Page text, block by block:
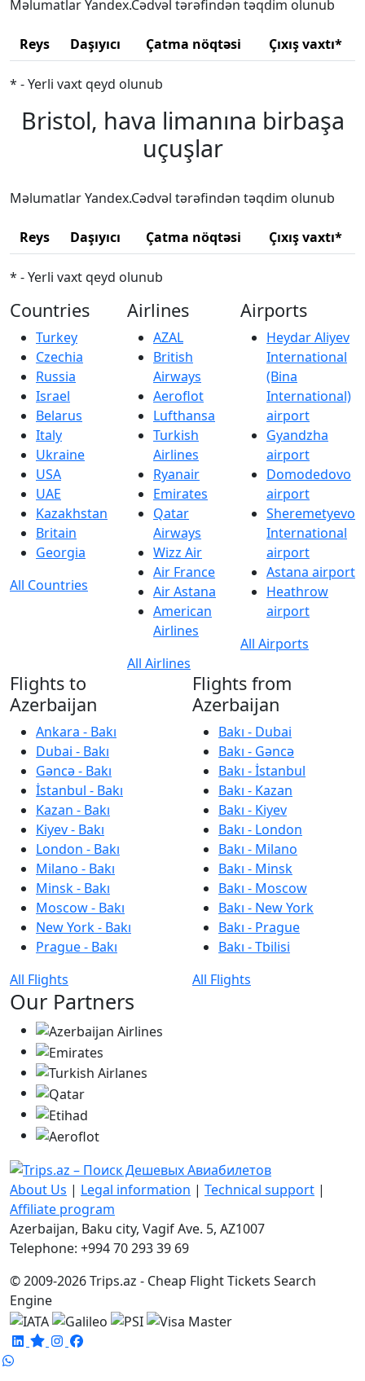
Məlumatlar Yandex.Cədvəl tərəfindən təqdim olunub
Reys Daşıyıcı Çatma nöqtəsi Çıxış vaxtı*
* - Yerli vaxt qeyd olunub
Bristol, hava limanına birbaşa
uçuşlar
Məlumatlar Yandex.Cədvəl tərəfindən təqdim olunub
Reys Daşıyıcı Çatma nöqtəsi Çıxış vaxtı*
* - Yerli vaxt qeyd olunub
Countries
Turkey
Czechia
Russia
Israel
Belarus
Italy
Ukraine
USA
UAE
Kazakhstan
Britain
Georgia
All Countries
Airlines
AZAL
British
Airways
Aeroflot
Lufthansa
Turkish
Airlines
Ryanair
Emirates
Qatar
Airways
Wizz Air
Air France
Air Astana
American
Airlines
All Airlines
Airports
Heydar Aliyev
International
(Bina
International)
airport
Gyandzha
airport
Domodedovo
airport
Sheremetyevo
International
airport
Astana airport
Heathrow
airport
All Airports
Flights to
Azerbaijan
Ankara - Bakı
Dubai - Bakı
Gəncə - Bakı
İstanbul - Bakı
Kazan - Bakı
Kiyev - Bakı
London - Bakı
Milano - Bakı
Minsk - Bakı
Moscow - Bakı
New York - Bakı
Prague - Bakı
All Flights
Flights from
Azerbaijan
Bakı - Dubai
Bakı - Gəncə
Bakı - İstanbul
Bakı - Kazan
Bakı - Kiyev
Bakı - London
Bakı - Milano
Bakı - Minsk
Bakı - Moscow
Bakı - New York
Bakı - Prague
Bakı - Tbilisi
All Flights
Our Partners
About Us | Legal information | Technical support |
Affiliate program
Azerbaijan, Baku city, Vagif Ave. 5, AZ1007
Telephone: +994 70 293 39 69
© 2009-2026 Trips.az - Cheap Flight Tickets Search
Engine